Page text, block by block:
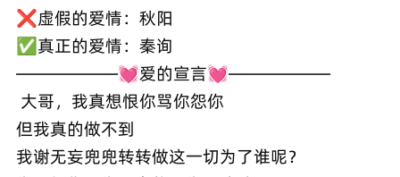
❌虚假的爱情：秋阳
✅真正的爱情：秦询
——————💓爱的宣言💓——————
大哥，我真想恨你骂你怨你
但我真的做不到
我谢无妄兜兜转转做这一切为了谁呢？